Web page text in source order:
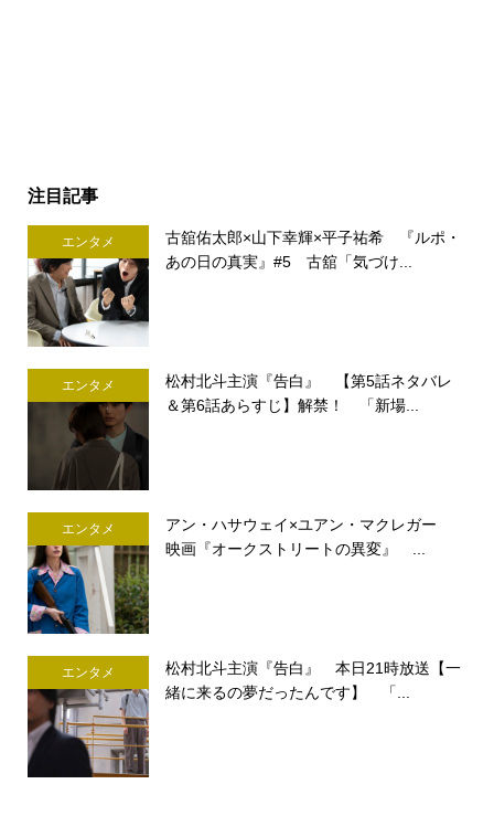
注目記事
エンタメ
古舘佑太郎×山下幸輝×平子祐希 『ルポ・
あの日の真実』#5 古舘「気づけ...
エンタメ
松村北斗主演『告白』 【第5話ネタバレ
＆第6話あらすじ】解禁！ 「新場...
エンタメ
アン・ハサウェイ×ユアン・マクレガー
映画『オークストリートの異変』 ...
エンタメ
松村北斗主演『告白』 本日21時放送【一
緒に来るの夢だったんです】 「...